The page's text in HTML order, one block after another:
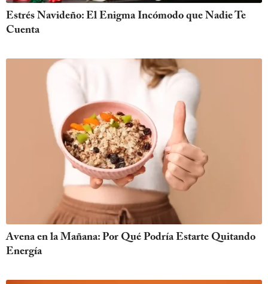
Estrés Navideño: El Enigma Incómodo que Nadie Te
Cuenta
Avena en la Mañana: Por Qué Podría Estarte Quitando
Energía